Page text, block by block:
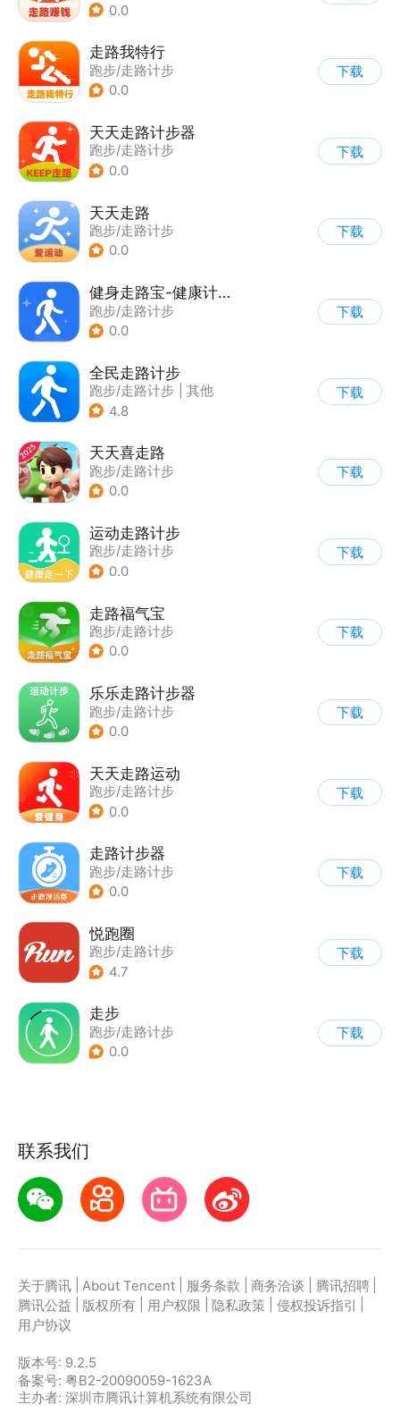
0.0
走路我特行
跑步/走路计步
0.0
下载
天天走路计步器
跑步/走路计步
0.0
下载
天天走路
跑步/走路计步
0.0
下载
健身走路宝-健康计步
跑步/走路计步
0.0
下载
全民走路计步
跑步/走路计步
其他
4.8
下载
天天喜走路
跑步/走路计步
0.0
下载
运动走路计步
跑步/走路计步
0.0
下载
走路福气宝
跑步/走路计步
0.0
下载
乐乐走路计步器
跑步/走路计步
0.0
下载
天天走路运动
跑步/走路计步
0.0
下载
走路计步器
跑步/走路计步
0.0
下载
悦跑圈
跑步/走路计步
4.7
下载
走步
跑步/走路计步
0.0
下载
联系我们
关于腾讯 About Tencent 服务条款 商务洽谈 腾讯招聘
腾讯公益
版权所有 用户权限 隐私政策 侵权投诉指引
用户协议
版本号: 9.2.5
备案号: 粤B2-20090059-1623A
主办者: 深圳市腾讯计算机系统有限公司